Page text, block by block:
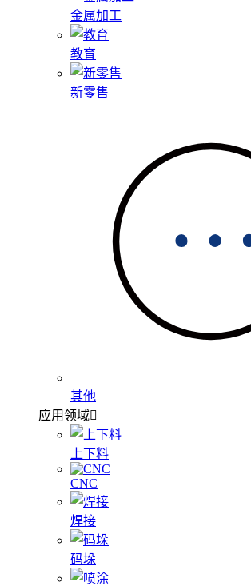
金属加工
教育
新零售
其他
应用领域
上下料
CNC
焊接
码垛